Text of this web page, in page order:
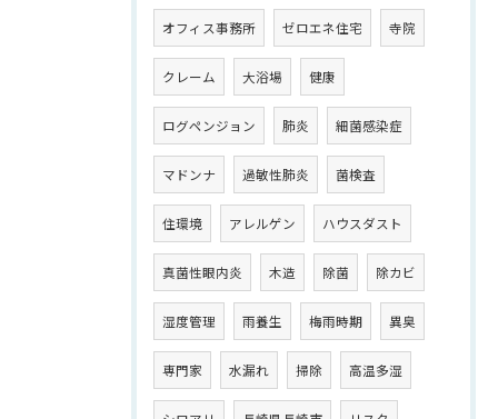
オフィス事務所 ゼロエネ住宅 寺院
クレーム 大浴場 健康
ログペンジョン 肺炎 細菌感染症
マドンナ 過敏性肺炎 菌検査
住環境 アレルゲン ハウスダスト
真菌性眼内炎 木造 除菌 除カビ
湿度管理 雨養生 梅雨時期 異臭
専門家 水漏れ 掃除 高温多湿